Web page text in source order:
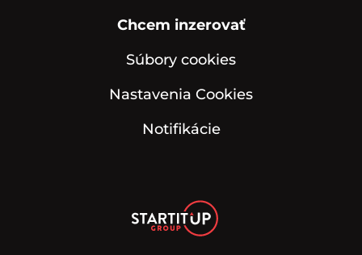
Chcem inzerovať
Súbory cookies
Nastavenia Cookies
Notifikácie